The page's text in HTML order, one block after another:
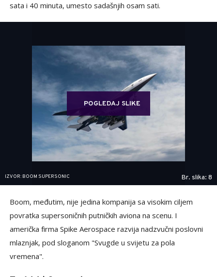
sata i 40 minuta, umesto sadašnjih osam sati.
POGLEDAJ SLIKE
IZVOR: BOOM SUPERSONIC Br. slika: 8
Boom, međutim, nije jedina kompanija sa visokim ciljem
povratka supersoničnih putničkih aviona na scenu. I
američka firma Spike Aerospace razvija nadzvučni poslovni
mlaznjak, pod sloganom "Svugde u svijetu za pola
vremena".